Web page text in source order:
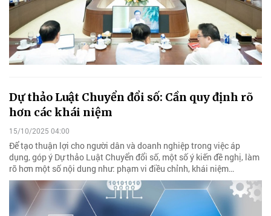
Dự thảo Luật Chuyển đổi số: Cần quy định rõ
hơn các khái niệm
15/10/2025 04:00
Để tạo thuận lợi cho người dân và doanh nghiệp trong việc áp
dụng, góp ý Dự thảo Luật Chuyển đổi số, một số ý kiến đề nghị, làm
rõ hơn một số nội dung như: phạm vi điều chỉnh, khái niệm…